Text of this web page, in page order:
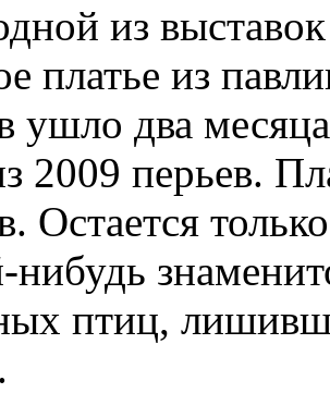
из
платье из
ушло два
2009 перьев.
Остается
нибудь
птиц,